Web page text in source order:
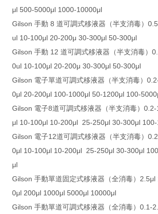
μl 500-5000μl 1000-10000μl
Gilson 手動 8 道可調式移液器（半支消毒）
ul 10-100μl 20-200μ 30-300μl 50-300μl
Gilson 手動 12 道可調式移液器（半支消毒）
0ul 10-100μl 20-200μ 30-300μl 50-300μl
Gilson 電子單道可調式移液器（半支消毒）
0μl 20-200μl 100-1000μl 50-1200μl 100-
Gilson 電子8道可調式移液器（半支消毒）
μl 10-100μl 10-200μl 25-250μl 30-300μl
Gilson 電子12道可調式移液器（半支消毒）
0μl 10-100μl 10-200μl 25-250μl 30-300μl
μl
Gilson 手動單道固定式移液器（全消毒）
0μl 200μl 1000μl 5000μl 10000μl
Gilson 手動單道可調式移液器（全消毒）0.1-